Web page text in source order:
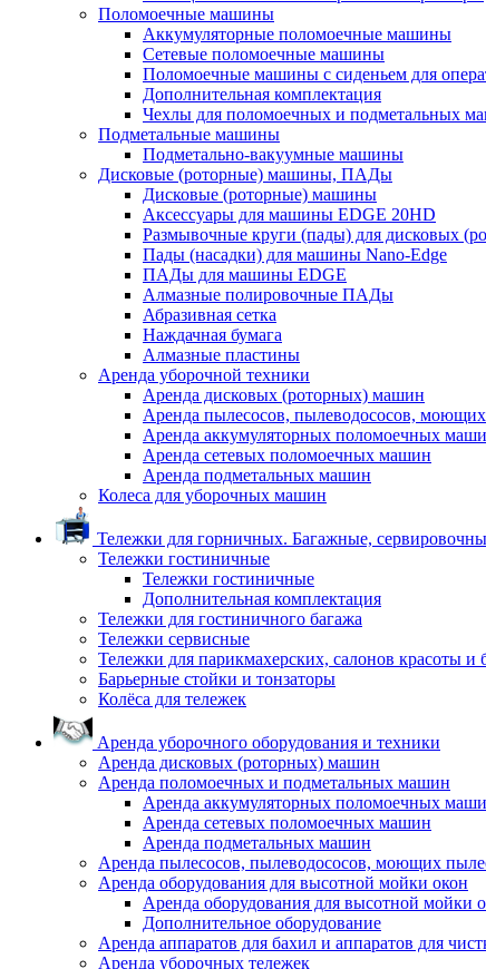
Поломоечные машины
Аккумуляторные поломоечные машины
Сетевые поломоечные машины
Поломоечные машины с сиденьем для
Дополнительная комплектация
Чехлы для поломоечных и подметальных
Подметальные машины
Подметально-вакуумные машины
Дисковые (роторные) машины, ПАДы
Дисковые (роторные) машины
Аксессуары для машины EDGE 20HD
Размывочные круги (пады) для дисковых
Пады (насадки) для машины Nano-Edge
ПАДы для машины EDGE
Алмазные полировочные ПАДы
Абразивная сетка
Наждачная бумага
Алмазные пластины
Аренда уборочной техники
Аренда дисковых (роторных) машин
Аренда пылесосов, пылеводососов,
Аренда аккумуляторных поломоечных
Аренда сетевых поломоечных машин
Аренда подметальных машин
Колеса для уборочных машин
Тележки для горничных. Багажные,
Тележки гостиничные
Тележки гостиничные
Дополнительная комплектация
Тележки для гостиничного багажа
Тележки сервисные
Тележки для парикмахерских, салонов красоты и
Барьерные стойки и тонзаторы
Колёса для тележек
Аренда уборочного оборудования и техники
Аренда дисковых (роторных) машин
Аренда поломоечных и подметальных машин
Аренда аккумуляторных поломоечных
Аренда сетевых поломоечных машин
Аренда подметальных машин
Аренда пылесосов, пылеводососов, моющих
Аренда оборудования для высотной мойки окон
Аренда оборудования для высотной мойки
Дополнительное оборудование
Аренда аппаратов для бахил и аппаратов для
Аренда уборочных тележек